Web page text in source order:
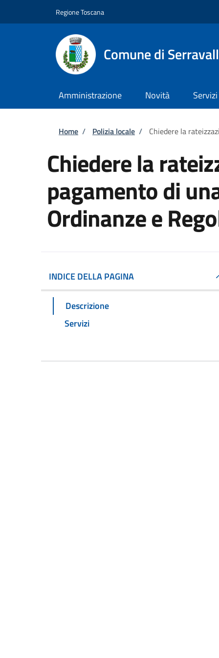
Regione Toscana
Comune di
Amministrazione Novità Servizi
Briciole di pane
Home / Polizia locale / Chiedere la
Chiedere la
pagamento di
Ordinanze e
INDICE DELLA PAGINA
Descrizione
Servizi